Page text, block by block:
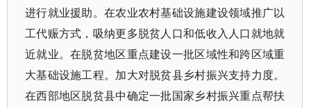
进行就业援助。在农业农村基础设施建设领域推广以
工代赈方式，吸纳更多脱贫人口和低收入人口就地就
近就业。在脱贫地区重点建设一批区域性和跨区域重
大基础设施工程。加大对脱贫县乡村振兴支持力度。
在西部地区脱贫县中确定一批国家乡村振兴重点帮扶